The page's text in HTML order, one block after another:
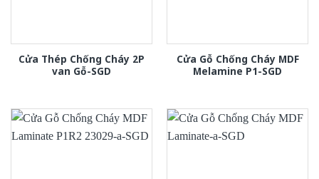
Cửa Thép Chống Cháy 2P
van Gỗ-SGD
Cửa Gỗ Chống Cháy MDF
Melamine P1-SGD